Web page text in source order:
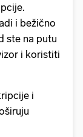
i bežično
ste na putu
i koristiti
i